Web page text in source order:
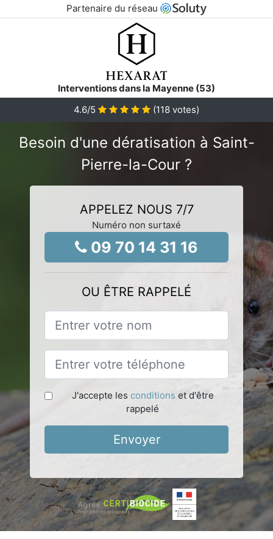
Partenaire du réseau
Interventions dans la Mayenne (53)
4.6/5 (118 votes)
Besoin d'une dératisation à Saint-
Pierre-la-Cour ?
APPELEZ NOUS 7/7
Numéro non surtaxé
09 70 14 31 16
OU ÊTRE RAPPELÉ
J'accepte les conditions et d'être
rappelé
Envoyer